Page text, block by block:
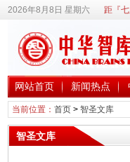
2026年8月8日 星期六 距『
网站首页 新闻热点
当前位置： 首页> 智圣文库
智圣文库